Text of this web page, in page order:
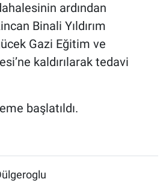
ardından
Binali Yıldırım
Gazi Eğitim ve
kaldırılarak tedavi
başlatıldı.